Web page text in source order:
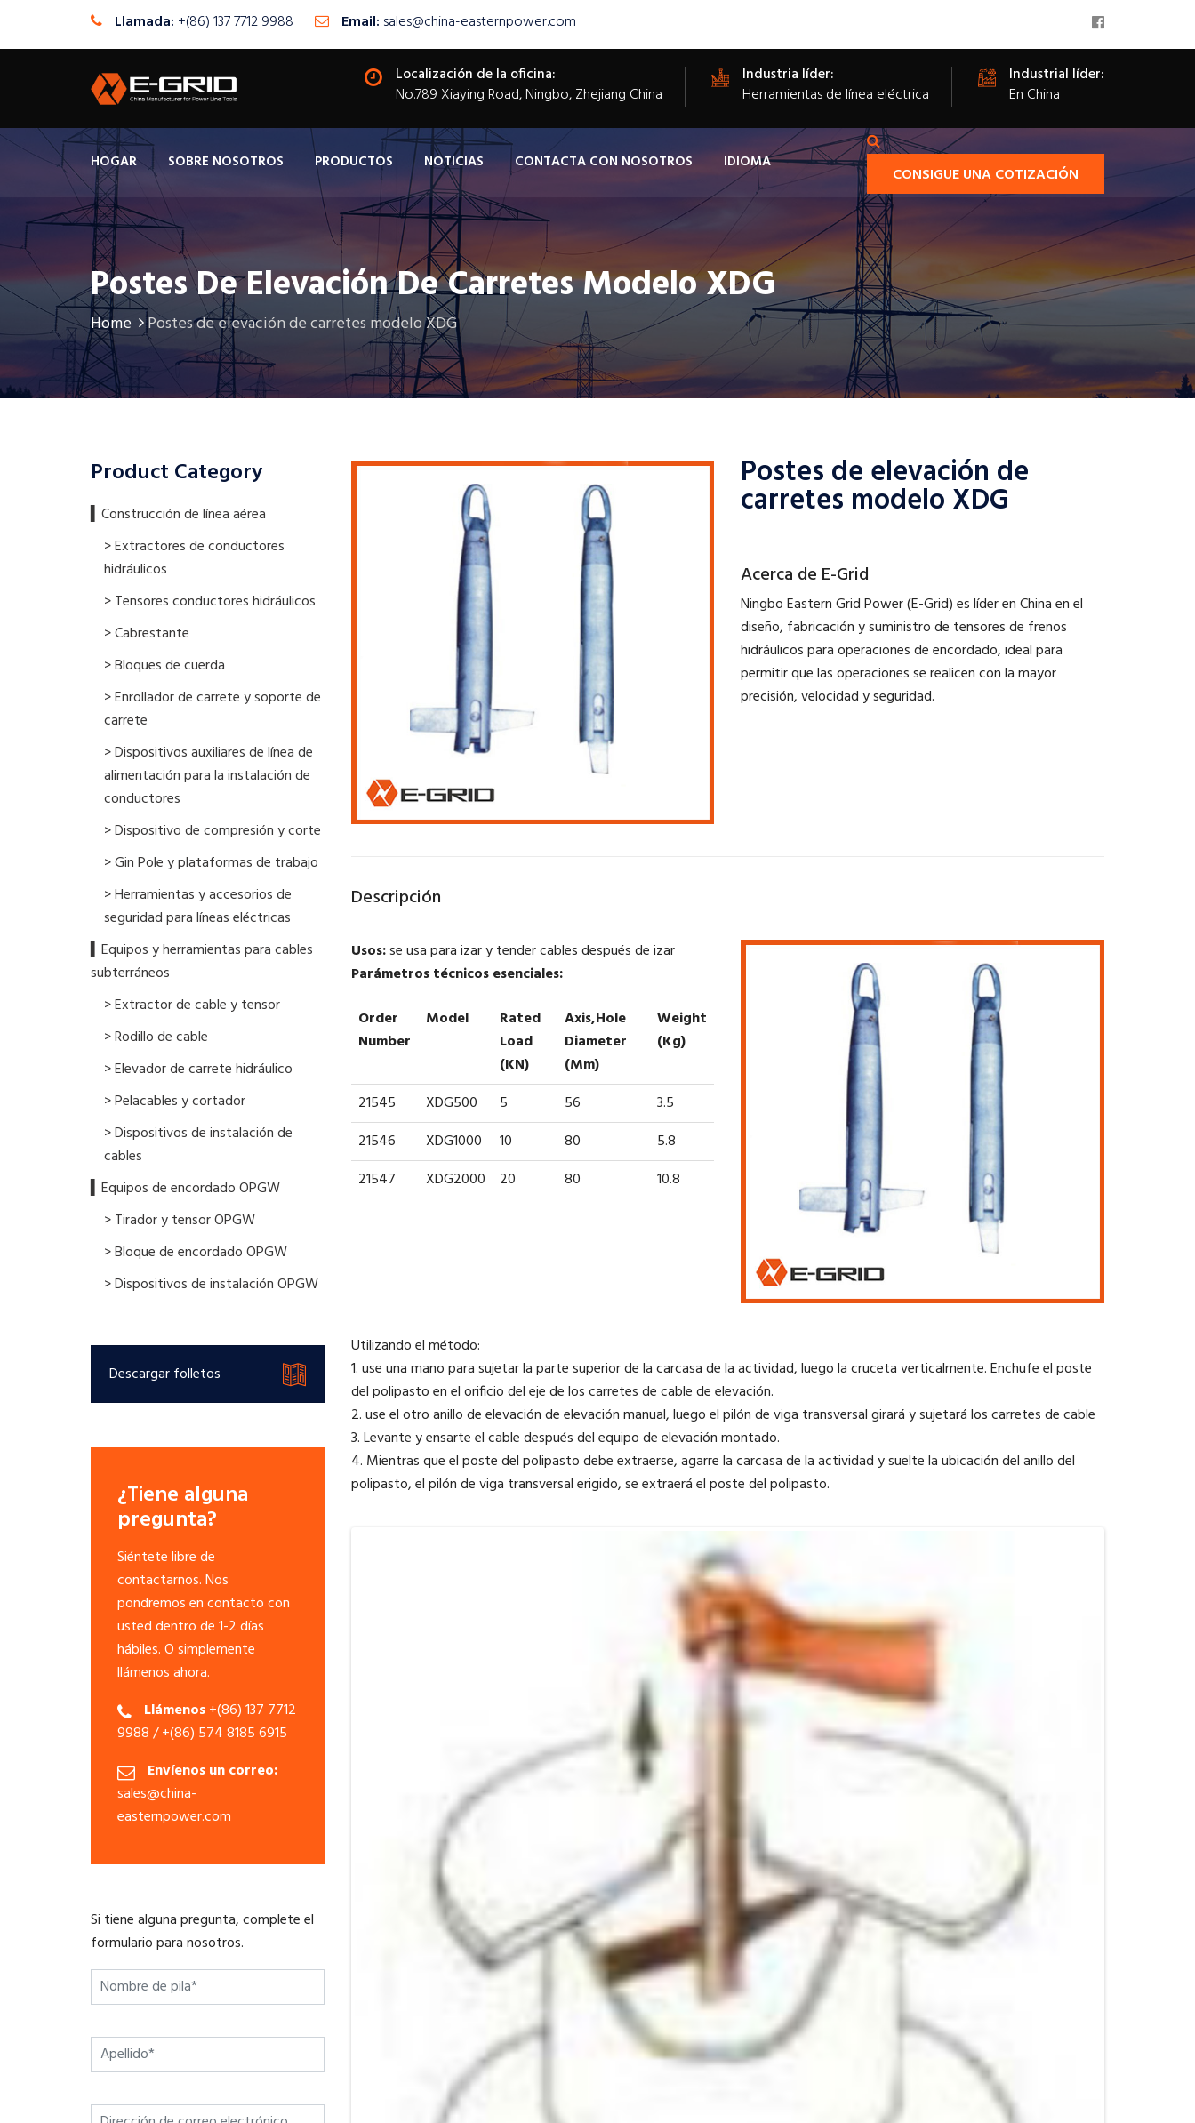
Llamada: +(86) 137 7712 9988 Email: sales@china-easternpower.com
Localización de la oficina:
​No.789 Xiaying Road, Ningbo, Zhejiang China
Industria líder:
Herramientas de línea eléctrica
Industrial líder:
En China
HOGAR SOBRE NOSOTROS PRODUCTOS NOTICIAS CONTACTA CON NOSOTROS IDIOMA
CONSIGUE UNA COTIZACIÓN
Postes De Elevación De Carretes Modelo XDG
Home Postes de elevación de carretes modelo XDG
Product Category
▍​Construcción de línea aérea
> Extractores de conductores
hidráulicos
> Tensores conductores hidráulicos
> Cabrestante
> Bloques de cuerda
> Enrollador de carrete y soporte de
carrete
> Dispositivos auxiliares de línea de
alimentación para la instalación de
conductores
> Dispositivo de compresión y corte
> Gin Pole y plataformas de trabajo
> Herramientas y accesorios de
seguridad para líneas eléctricas
▍Equipos y herramientas para cables
subterráneos
> Extractor de cable y tensor
> Rodillo de cable
> Elevador de carrete hidráulico
> Pelacables y cortador
> Dispositivos de instalación de
cables
▍Equipos de encordado OPGW
> Tirador y tensor OPGW
> Bloque de encordado OPGW
> Dispositivos de instalación OPGW
Descargar folletos
¿Tiene alguna
pregunta?
Siéntete libre de
contactarnos. Nos
pondremos en contacto con
usted dentro de 1-2 días
hábiles. O simplemente
llámenos ahora.
Llámenos+(86) 137 7712
9988 / +(86) 574 8185 6915
Envíenos un correo:
sales@china-
easternpower.com
Si tiene alguna pregunta, complete el
formulario para nosotros.
Postes de elevación de
carretes modelo XDG
Acerca de E-Grid
Ningbo Eastern Grid Power (E-Grid) es líder en China en el
diseño, fabricación y suministro de tensores de frenos
hidráulicos para operaciones de encordado, ideal para
permitir que las operaciones se realicen con la mayor
precisión, velocidad y seguridad.
Descripción
Usos:se usa para izar y tender cables después de izar
Parámetros técnicos esenciales:
Order
Number
Model
Rated
Load
(kN)
Axis,hole
Diameter
(mm)
Weight
(kg)
21545 XDG500 5 56
3.5
21546
XDG1000 10 80
5.8
21547
XDG2000 20 80 10.8
Utilizando el método:
1. use una mano para sujetar la parte superior de la carcasa de la actividad, luego la cruceta verticalmente. Enchufe el poste
del polipasto en el orificio del eje de los carretes de cable de elevación.
2. use el otro anillo de elevación de elevación manual, luego el pilón de viga transversal girará y sujetará los carretes de cable
3. Levante y ensarte el cable después del equipo de elevación montado.
4. Mientras que el poste del polipasto debe extraerse, agarre la carcasa de la actividad y suelte la ubicación del anillo del
polipasto, el pilón de viga transversal erigido, se extraerá el poste del polipasto.